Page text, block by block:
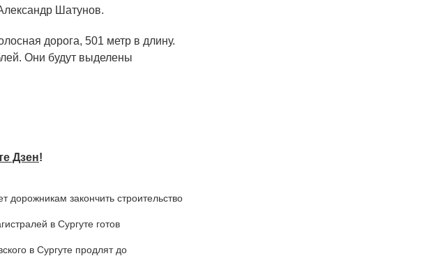
Шатунов.
дорога, 501 метр в длину.
Они будут выделены
Дзен!
дорожникам закончить строительство
в Сургуте готов
в Сургуте продлят до